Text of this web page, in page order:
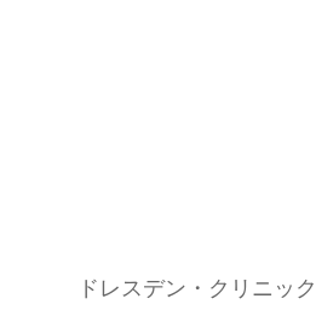
ドレスデン・クリニッ